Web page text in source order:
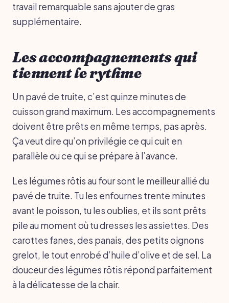
travail remarquable sans ajouter de gras
supplémentaire.
Les accompagnements qui
tiennent le rythme
Un pavé de truite, c’est quinze minutes de
cuisson grand maximum. Les accompagnements
doivent être prêts en même temps, pas après.
Ça veut dire qu’on privilégie ce qui cuit en
parallèle ou ce qui se prépare à l’avance.
Les légumes rôtis au four sont le meilleur allié du
pavé de truite. Tu les enfournes trente minutes
avant le poisson, tu les oublies, et ils sont prêts
pile au moment où tu dresses les assiettes. Des
carottes fanes, des panais, des petits oignons
grelot, le tout enrobé d’huile d’olive et de sel. La
douceur des légumes rôtis répond parfaitement
à la délicatesse de la chair.